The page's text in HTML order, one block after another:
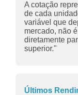
A cotação
de cada
variável que
mercado, não
diretamente
superior."
Últimos